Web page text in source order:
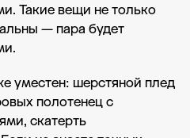
Такие вещи не только
— пара будет
уместен: шерстяной плед
полотенец с
скатерть